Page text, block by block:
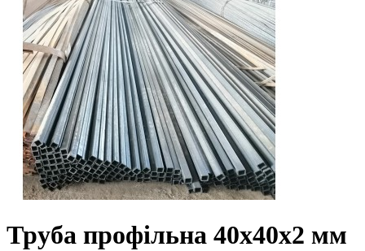
Труба профільна 40х40х2 мм